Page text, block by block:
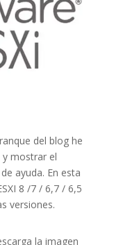
del blog he
y mostrar el
ayuda. En esta
8 /7 / 6,7 / 6,5
versiones.
la imagen